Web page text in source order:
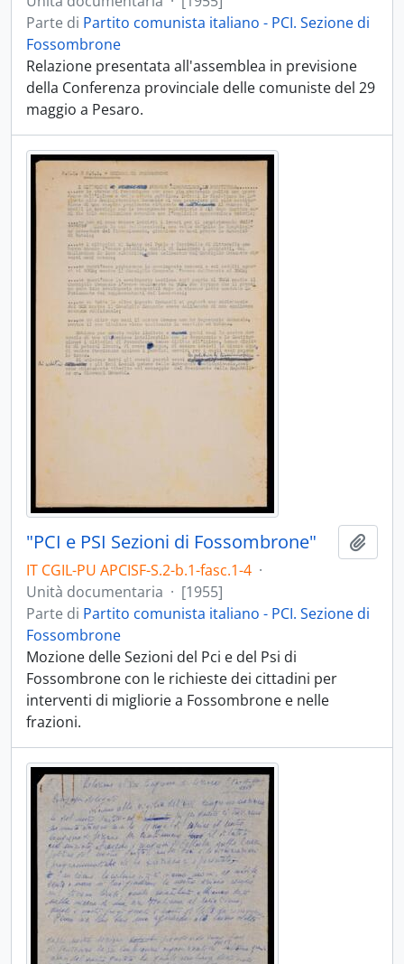
Parte di Partito comunista italiano - PCI. Sezione di
Fossombrone
Relazione presentata all'assemblea in previsione
della Conferenza provinciale delle comuniste del 29
maggio a Pesaro.
"PCI e PSI Sezioni di Fossombrone"
IT CGIL-PU APCISF-S.2-b.1-fasc.1-4 ·
Unità documentaria · [1955]
Parte di Partito comunista italiano - PCI. Sezione di
Fossombrone
Mozione delle Sezioni del Pci e del Psi di
Fossombrone con le richieste dei cittadini per
interventi di migliorie a Fossombrone e nelle
frazioni.